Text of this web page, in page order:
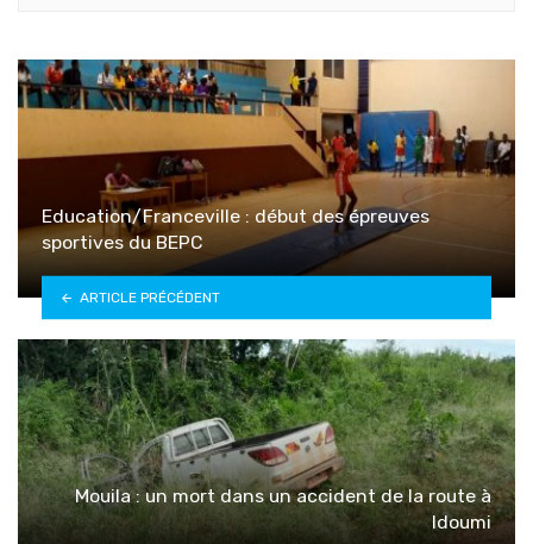
Education/Franceville : début des épreuves
sportives du BEPC
ARTICLE PRÉCÉDENT
Mouila : un mort dans un accident de la route à
Idoumi